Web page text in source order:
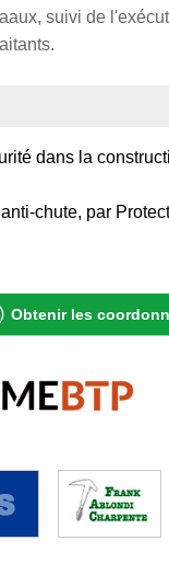
suivi de
dans la
chute, par
Obtenir les